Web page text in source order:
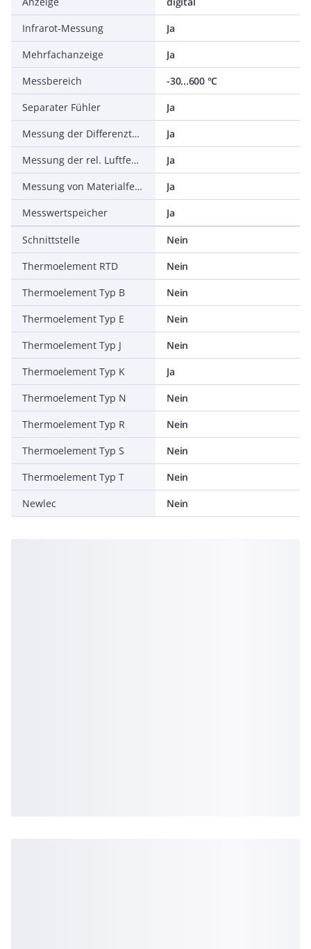
Infrarot-Messung
Ja
Mehrfachanzeige
Ja
Messbereich
-30...600 °C
Separater Fühler
Ja
Messung der Differenztemperatur
Ja
Messung der rel. Luftfeuchtigkeit
Ja
Messung von Materialfeuchtigkeit
Ja
Messwertspeicher
Ja
Schnittstelle
Nein
Thermoelement RTD
Nein
Thermoelement Typ B
Nein
Thermoelement Typ E
Nein
Thermoelement Typ J
Nein
Thermoelement Typ K
Ja
Thermoelement Typ N
Nein
Thermoelement Typ R
Nein
Thermoelement Typ S
Nein
Thermoelement Typ T
Nein
Newlec
Nein